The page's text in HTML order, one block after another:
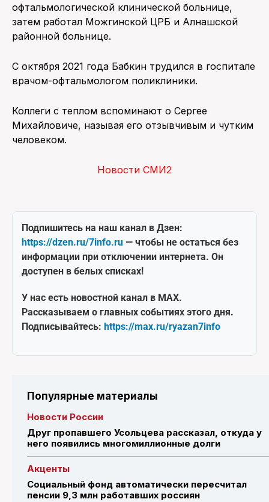
офтальмологической клинической больнице,
затем работал Можгинской ЦРБ и Алнашской
районной больнице.
С октября 2021 года Бабкин трудился в госпитале
врачом-офтальмологом поликлиники.
Коллеги с теплом вспоминают о Сергее
Михайловиче, называя его отзывчивым и чутким
человеком.
Новости СМИ2
Подпишитесь на наш канал в Дзен:
https://dzen.ru/7info.ru — чтобы не остаться без
информации при отключении интернета. Он
доступен в белых списках!
У нас есть новостной канал в MAX.
Рассказываем о главных событиях этого дня.
Подписывайтесь: https://max.ru/ryazan7info
Популярные материалы
Новости России
Друг пропавшего Усольцева рассказал, откуда у
него появились многомиллионные долги
Акценты
Социальный фонд автоматически пересчитал
пенсии 9,3 млн работавших россиян